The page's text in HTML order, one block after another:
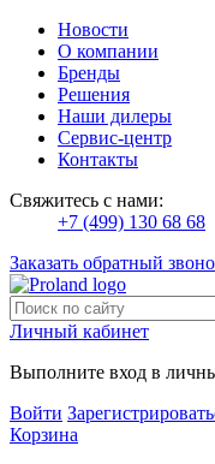
Новости
О компании
Бренды
Решения
Наши дилеры
Сервис-центр
Контакты
Свяжитесь с нами:
+7 (499) 130 68 68
Заказать обратный
Личный кабинет
Выполните вход в
Войти
Корзина